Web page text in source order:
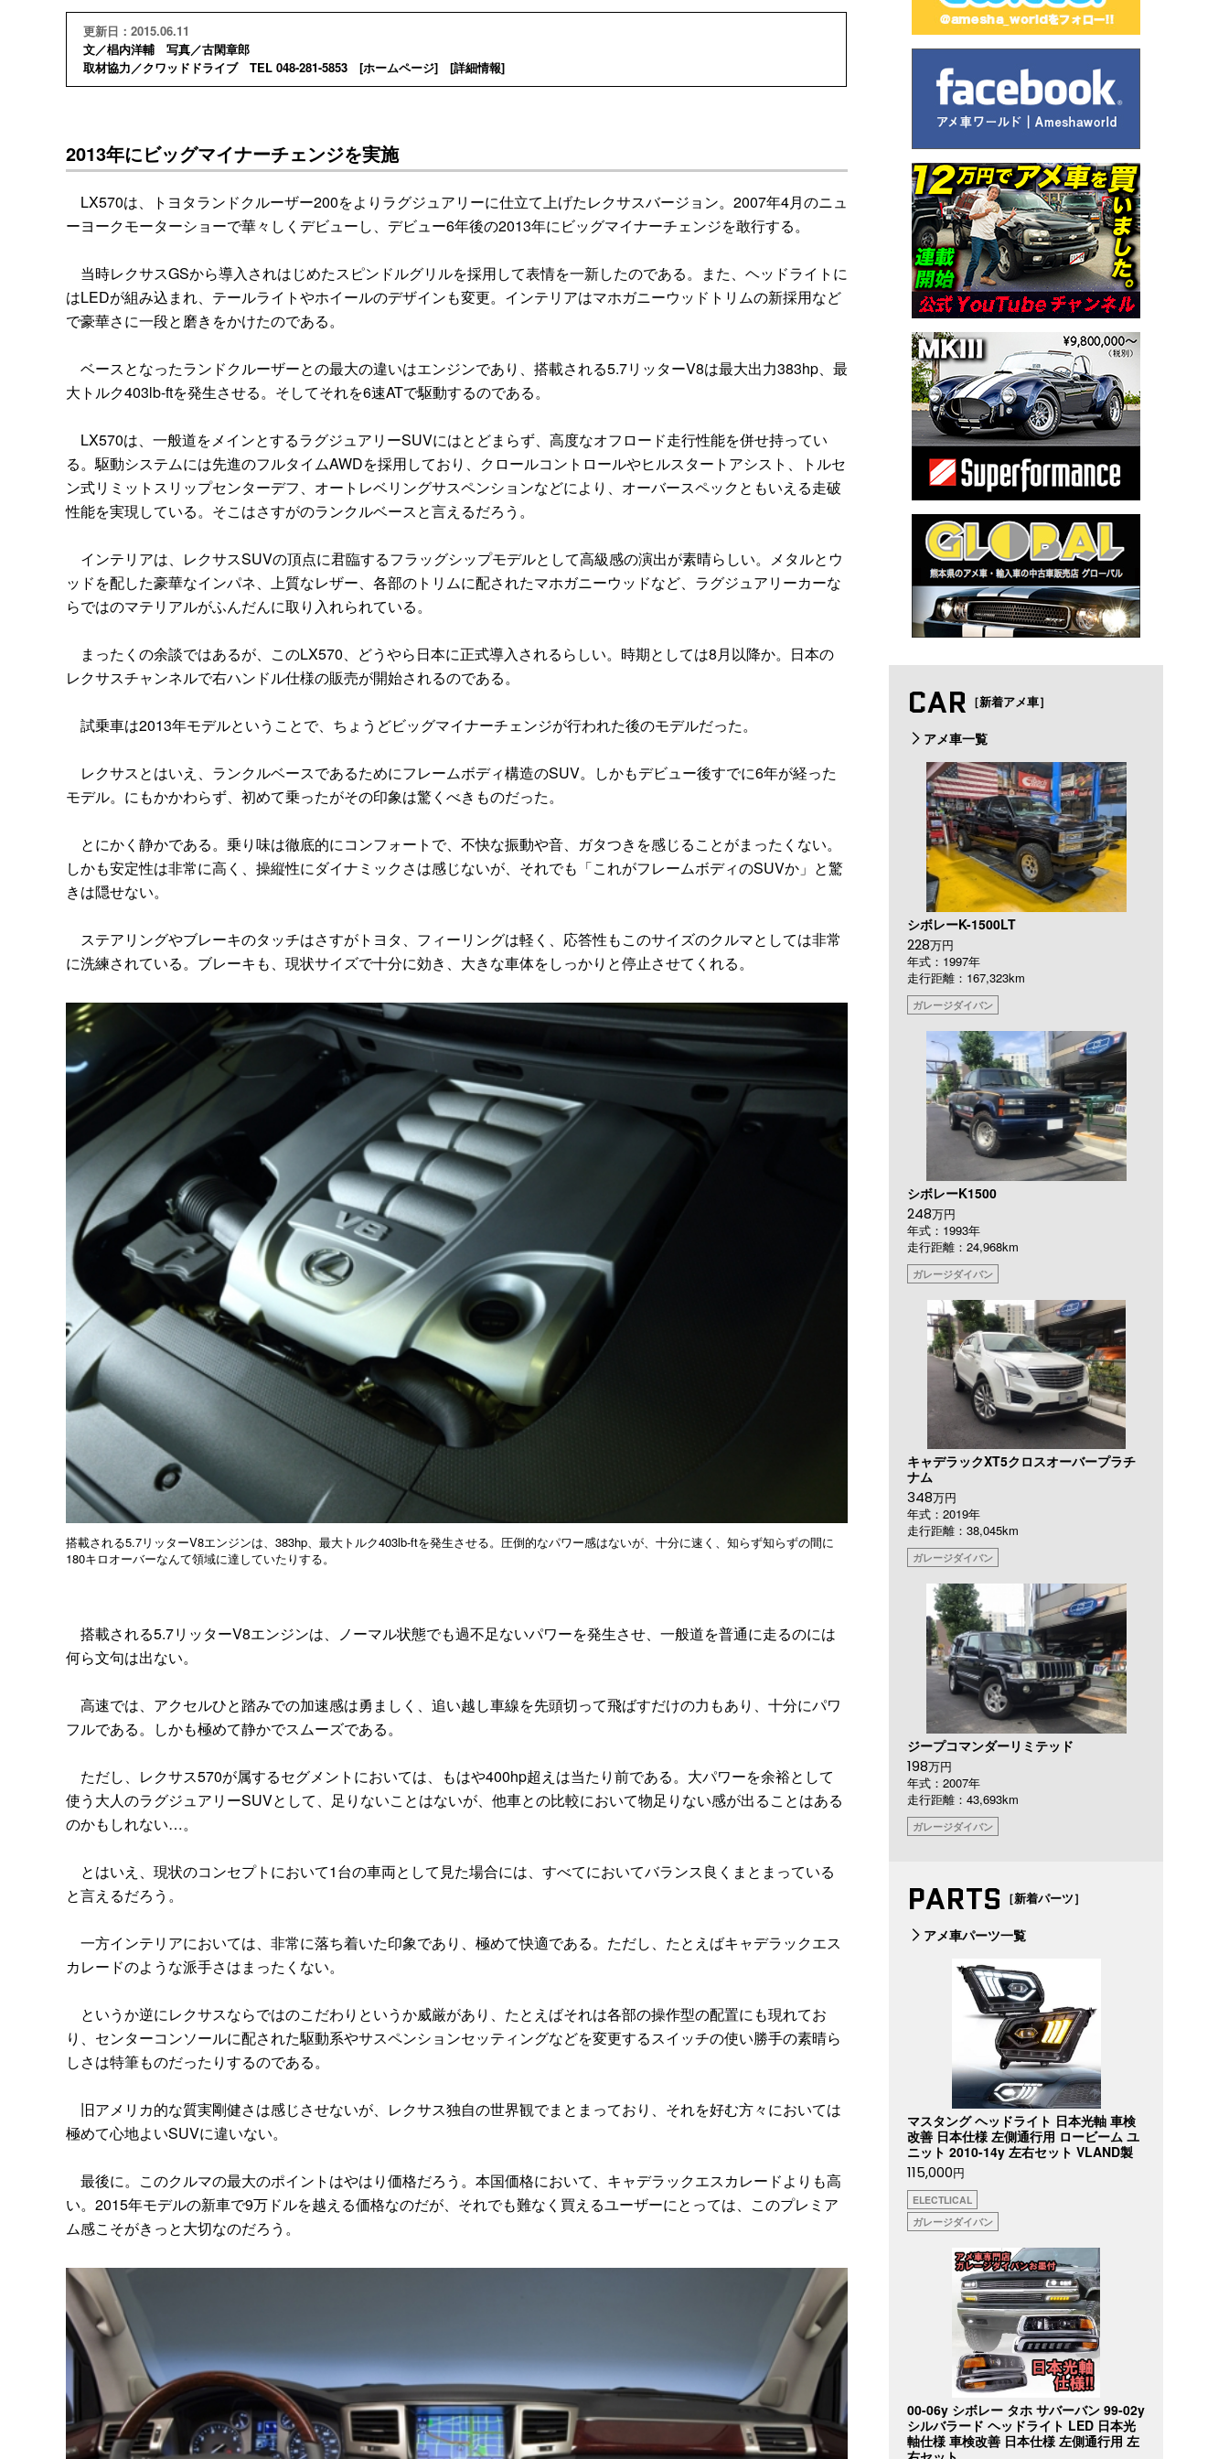
更新日：2015.06.11
文／椙内洋輔 写真／古閑章郎
取材協力／クワッドドライブ TEL 048-281-5853 [ホームページ] [詳細情報]
2013年にビッグマイナーチェンジを実施
LX570は、トヨタランドクルーザー200をよりラグジュアリーに仕立て上げたレクサスバージョン。2007年4月のニュ
ーヨークモーターショーで華々しくデビューし、デビュー6年後の2013年にビッグマイナーチェンジを敢行する。
当時レクサスGSから導入されはじめたスピンドルグリルを採用して表情を一新したのである。また、ヘッドライトに
はLEDが組み込まれ、テールライトやホイールのデザインも変更。インテリアはマホガニーウッドトリムの新採用など
で豪華さに一段と磨きをかけたのである。
ベースとなったランドクルーザーとの最大の違いはエンジンであり、搭載される5.7リッターV8は最大出力383hp、最
大トルク403lb-ftを発生させる。そしてそれを6速ATで駆動するのである。
LX570は、一般道をメインとするラグジュアリーSUVにはとどまらず、高度なオフロード走行性能を併せ持ってい
る。駆動システムには先進のフルタイムAWDを採用しており、クロールコントロールやヒルスタートアシスト、トルセ
ン式リミットスリップセンターデフ、オートレベリングサスペンションなどにより、オーバースペックともいえる走破
性能を実現している。そこはさすがのランクルベースと言えるだろう。
インテリアは、レクサスSUVの頂点に君臨するフラッグシップモデルとして高級感の演出が素晴らしい。メタルとウ
ッドを配した豪華なインパネ、上質なレザー、各部のトリムに配されたマホガニーウッドなど、ラグジュアリーカーな
らではのマテリアルがふんだんに取り入れられている。
まったくの余談ではあるが、このLX570、どうやら日本に正式導入されるらしい。時期としては8月以降か。日本の
レクサスチャンネルで右ハンドル仕様の販売が開始されるのである。
試乗車は2013年モデルということで、ちょうどビッグマイナーチェンジが行われた後のモデルだった。
レクサスとはいえ、ランクルベースであるためにフレームボディ構造のSUV。しかもデビュー後すでに6年が経った
モデル。にもかかわらず、初めて乗ったがその印象は驚くべきものだった。
とにかく静かである。乗り味は徹底的にコンフォートで、不快な振動や音、ガタつきを感じることがまったくない。
しかも安定性は非常に高く、操縦性にダイナミックさは感じないが、それでも「これがフレームボディのSUVか」と驚
きは隠せない。
ステアリングやブレーキのタッチはさすがトヨタ、フィーリングは軽く、応答性もこのサイズのクルマとしては非常
に洗練されている。ブレーキも、現状サイズで十分に効き、大きな車体をしっかりと停止させてくれる。
搭載される5.7リッターV8エンジンは、383hp、最大トルク403lb-ftを発生させる。圧倒的なパワー感はないが、十分に速く、知らず知らずの間に
180キロオーバーなんて領域に達していたりする。
搭載される5.7リッターV8エンジンは、ノーマル状態でも過不足ないパワーを発生させ、一般道を普通に走るのには
何ら文句は出ない。
高速では、アクセルひと踏みでの加速感は勇ましく、追い越し車線を先頭切って飛ばすだけの力もあり、十分にパワ
フルである。しかも極めて静かでスムーズである。
ただし、レクサス570が属するセグメントにおいては、もはや400hp超えは当たり前である。大パワーを余裕として
使う大人のラグジュアリーSUVとして、足りないことはないが、他車との比較において物足りない感が出ることはある
のかもしれない…。
とはいえ、現状のコンセプトにおいて1台の車両として見た場合には、すべてにおいてバランス良くまとまっている
と言えるだろう。
一方インテリアにおいては、非常に落ち着いた印象であり、極めて快適である。ただし、たとえばキャデラックエス
カレードのような派手さはまったくない。
というか逆にレクサスならではのこだわりというか威厳があり、たとえばそれは各部の操作型の配置にも現れてお
り、センターコンソールに配された駆動系やサスペンションセッティングなどを変更するスイッチの使い勝手の素晴ら
しさは特筆ものだったりするのである。
旧アメリカ的な質実剛健さは感じさせないが、レクサス独自の世界観でまとまっており、それを好む方々においては
極めて心地よいSUVに違いない。
最後に。このクルマの最大のポイントはやはり価格だろう。本国価格において、キャデラックエスカレードよりも高
い。2015年モデルの新車で9万ドルを越える価格なのだが、それでも難なく買えるユーザーにとっては、このプレミア
ム感こそがきっと大切なのだろう。
CAR ［新着アメ車］
アメ車一覧
シボレーK-1500LT
228万円
年式：1997年
走行距離：167,323km
ガレージダイバン
シボレーK1500
248万円
年式：1993年
走行距離：24,968km
ガレージダイバン
キャデラックXT5クロスオーバープラチ
ナム
348万円
年式：2019年
走行距離：38,045km
ガレージダイバン
ジープコマンダーリミテッド
198万円
年式：2007年
走行距離：43,693km
ガレージダイバン
PARTS ［新着パーツ］
アメ車パーツ一覧
マスタング ヘッドライト 日本光軸 車検
改善 日本仕様 左側通行用 ロービーム ユ
ニット 2010-14y 左右セット VLAND製
115,000円
ELECTLICAL
ガレージダイバン
00-06y シボレー タホ サバーバン 99-02y
シルバラード ヘッドライト LED 日本光
軸仕様 車検改善 日本仕様 左側通行用 左